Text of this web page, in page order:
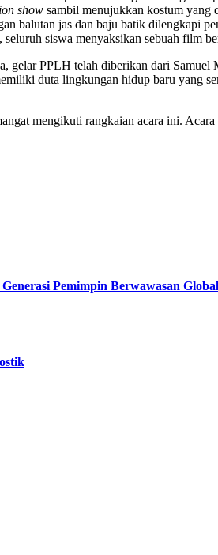
show sambil menujukkan kostum yang
balutan jas dan baju batik dilengkapi
siswa menyaksikan sebuah film
PPLH telah diberikan dari
duta lingkungan hidup baru yang
mengikuti rangkaian acara ini.
Pemimpin Berwawasan Global